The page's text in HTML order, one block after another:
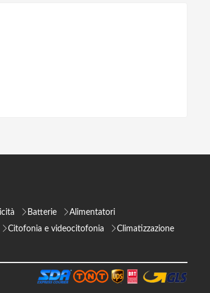
Batterie
Alimentatori
Citofonia e videocitofonia
Climatizzazione